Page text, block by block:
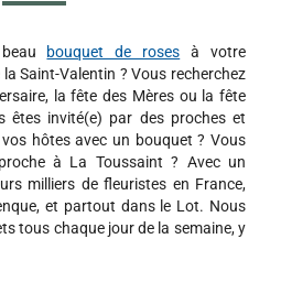
bouquet de roses à votre
Saint-Valentin ? Vous recherchez
la fête des Mères ou la fête
êtes invité(e) par des proches et
hôtes avec un bouquet ? Vous
à La Toussaint ? Avec un
milliers de fleuristes en France,
et partout dans le Lot. Nous
tous chaque jour de la semaine, y